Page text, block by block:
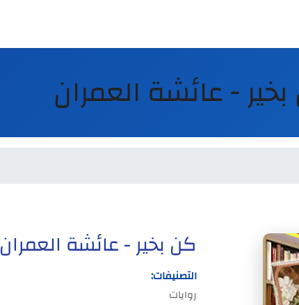
- عائشة العمران
كن بخير - عائشة العمران
التصنيفات:
روايات